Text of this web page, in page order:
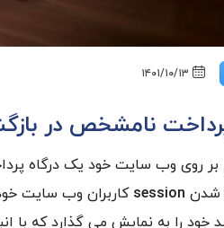
۱۴۰۱/۱۰/۱۳
نامشخص در
روی وب سایت خود یک درگاه
شدن session کاربران وب سایت
بد خود را به نمایش می گذارد که